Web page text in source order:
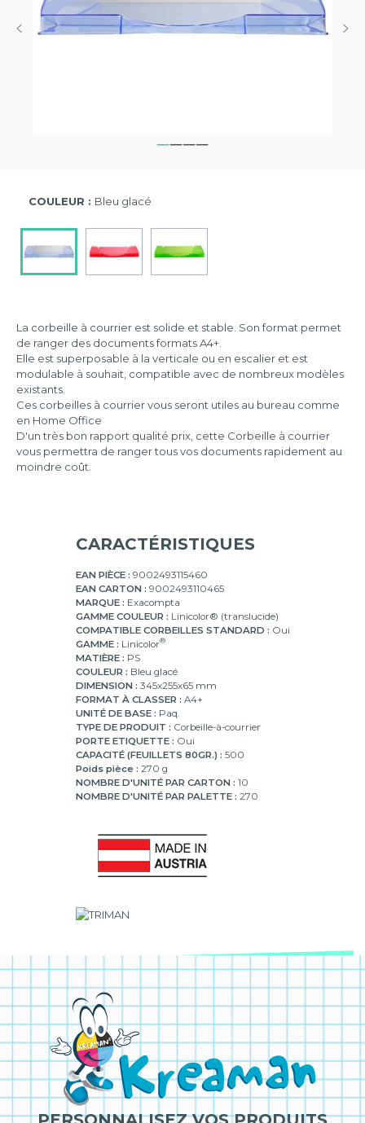
COULEUR : Bleu glacé
La corbeille à courrier est solide et stable. Son format permet
de ranger des documents formats A4+.
Elle est superposable à la verticale ou en escalier et est
modulable à souhait, compatible avec de nombreux modèles
existants.
Ces corbeilles à courrier vous seront utiles au bureau comme
en Home Office
D'un très bon rapport qualité prix, cette Corbeille à courrier
vous permettra de ranger tous vos documents rapidement au
moindre coût.
CARACTÉRISTIQUES
EAN PIÈCE : 9002493115460
EAN CARTON : 9002493110465
MARQUE : Exacompta
GAMME COULEUR : Linicolor® (translucide)
COMPATIBLE CORBEILLES STANDARD : Oui
GAMME : Linicolor®
MATIÈRE : PS
COULEUR : Bleu glacé
DIMENSION : 345x255x65 mm
FORMAT À CLASSER : A4+
UNITÉ DE BASE : Paq.
TYPE DE PRODUIT : Corbeille-à-courrier
PORTE ETIQUETTE : Oui
CAPACITÉ (FEUILLETS 80GR.) : 500
Poids pièce : 270 g
NOMBRE D'UNITÉ PAR CARTON : 10
NOMBRE D'UNITÉ PAR PALETTE : 270